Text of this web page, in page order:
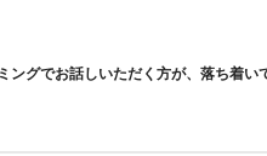
ングでお話しいただく方が、落ち着い